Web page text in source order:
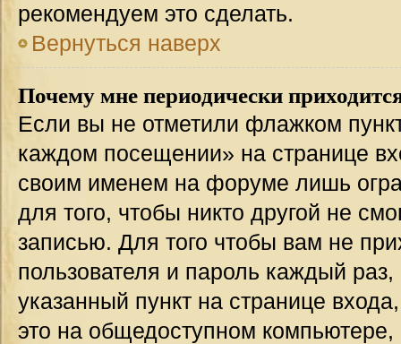
рекомендуем это сделать.
Вернуться наверх
Почему мне периодически
Если вы не отметили флажком
каждом посещении» на странице
своим именем на форуме лишь
для того, чтобы никто другой не
записью. Для того чтобы вам не
пользователя и пароль каждый
указанный пункт на странице
это на общедоступном